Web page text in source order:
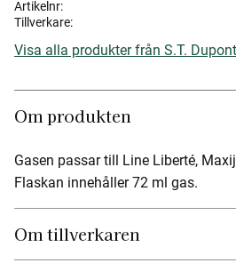
Artikelnr
Tillverkare
Visa alla produkter från S.T. Dupont
Om produkten
Gasen passar till Line Liberté,
Flaskan innehåller 72 ml gas.
Om tillverkaren